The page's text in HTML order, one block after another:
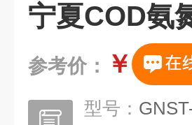
宁夏COD氨
参考价： ￥
型号：